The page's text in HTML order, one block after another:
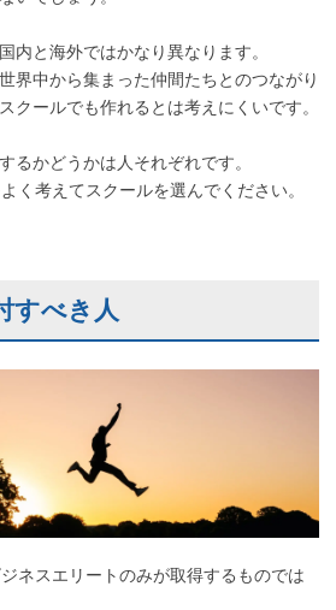
内と海外ではかなり異なります。
界中から集まった仲間たちとのつながり
クールでも作れるとは考えにくいです。
るかどうかは人それぞれです。
く考えてスクールを選んでください。
すべき人
ネスエリートのみが取得するものでは